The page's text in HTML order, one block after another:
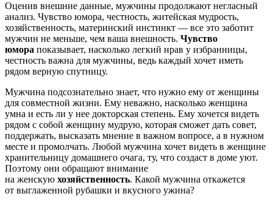
Оценив внешние данные, мужчины продолжают негласный
анализ. Чувство юмора, честность, житейская мудрость,
хозяйственность, материнский инстинкт — все это заботит
мужчин не меньше, чем ваша внешность. Чувство
юмора показывает, насколько легкий нрав у избранницы,
честность важна для мужчины, ведь каждый хочет иметь
рядом верную спутницу.
Мужчина подсознательно знает, что нужно ему от женщины
для совместной жизни. Ему неважно, насколько женщина
умна и есть ли у нее докторская степень. Ему хочется видеть
рядом с собой женщину мудрую, которая сможет дать совет,
поддержать, высказать мнение в важном вопросе, а в нужном
месте и промолчать. Любой мужчина хочет видеть в женщине
хранительницу домашнего очага, ту, что создаст в доме уют.
Поэтому они обращают внимание
на женскую хозяйственность. Какой мужчина откажется
от выглаженной рубашки и вкусного ужина?